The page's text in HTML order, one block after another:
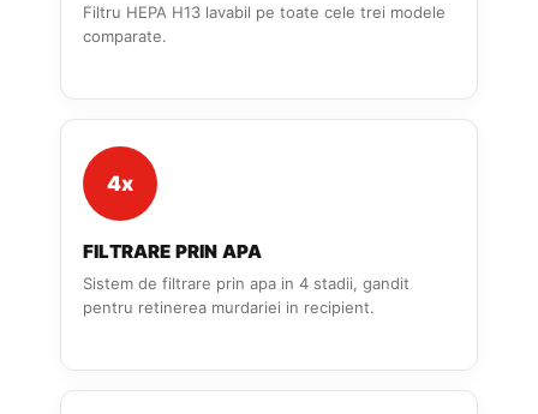
Filtru HEPA H13 lavabil pe toate cele trei modele
comparate.
4x
FILTRARE PRIN APA
Sistem de filtrare prin apa in 4 stadii, gandit
pentru retinerea murdariei in recipient.